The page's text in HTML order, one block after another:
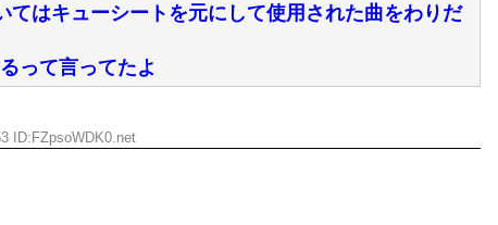
てはキューシートを元にして使用された曲をわりだ
って言ってたよ
ID:FZpsoWDK0.net